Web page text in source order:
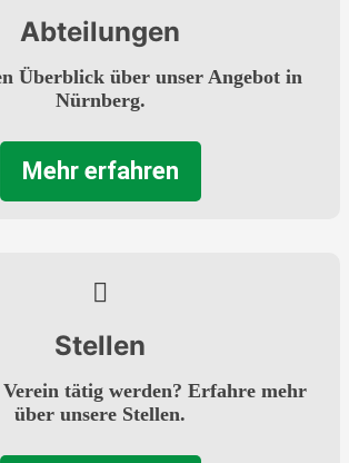
Abteilungen
Überblick über unser Angebot in
Nürnberg.
Mehr erfahren
Stellen
tätig werden? Erfahre mehr
über unsere Stellen.